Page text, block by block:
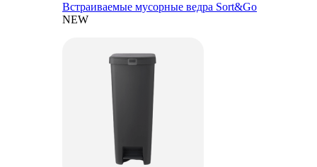
Встраиваемые мусорные ведра Sort&Go
NEW